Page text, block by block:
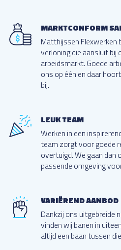
MARKTCONFORM
Matthijssen Flexwerken
verloning die aansluit bij
arbeidsmarkt. Goede
ons op één en daar
bij.
LEUK TEAM
Werken in een
team zorgt voor goede
overtuigd. We gaan dan
passende omgeving
VARIËREND AANBOD
Dankzij ons uitgebreide
vinden wij banen in
altijd een baan tussen